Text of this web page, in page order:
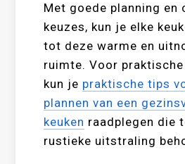
Met goede planning en
keuzes, kun je elke
tot deze warme en
ruimte. Voor
kun je praktische tips
plannen van een
keuken raadplegen die
rustieke uitstraling